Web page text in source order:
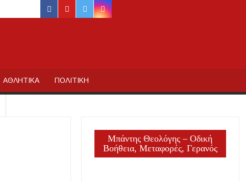
facebook
youtubetwitterinstagram
ΑΘΛΗΤΙΚΑ ΠΟΛΙΤΙΚΗ
Μπάντης Θεολόγης – Οδική
Βοήθεια, Μεταφορές, Γερανός